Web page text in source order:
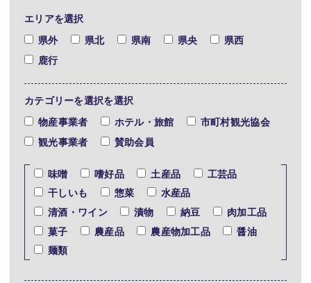
エリアを選択
県外
県北 県南 県央
県西
鹿行
カテゴリーを選択を選択
物産事業者
ホテル・旅館
市町村観光協会
観光事業者
賛助会員
味噌 嗜好品 土産品
工芸品
干しいも
惣菜
水産品
清酒・ワイン
漬物 納豆
肉加工品
菓子
農産品 農産物加工品
醤油
麺類